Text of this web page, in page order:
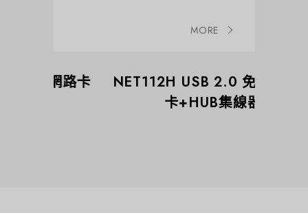
NET112H USB 2.0 免驅動網路
卡+HUB集線器